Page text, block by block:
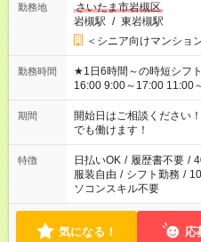
勤務地
さいたま市岩槻区
岩槻駅 / 東岩槻駅
＜シニア向けマンショ
勤務時間
★1日6時間～の時短シフトOK ★スタート時間選べます
16:00 9:00～17:00 11:00～
場合、他のお仕事と合わ
ん ※法令に基づき、週20
となります ※労働者派遣
短時間・短期間の就業は
期間
開始日はご相談くださ
でも働けます！
特徴 日払いOK / 履歴書不要 /
服装自由 / シフト勤務 /
ソコンスキル不要
気になる！ 応